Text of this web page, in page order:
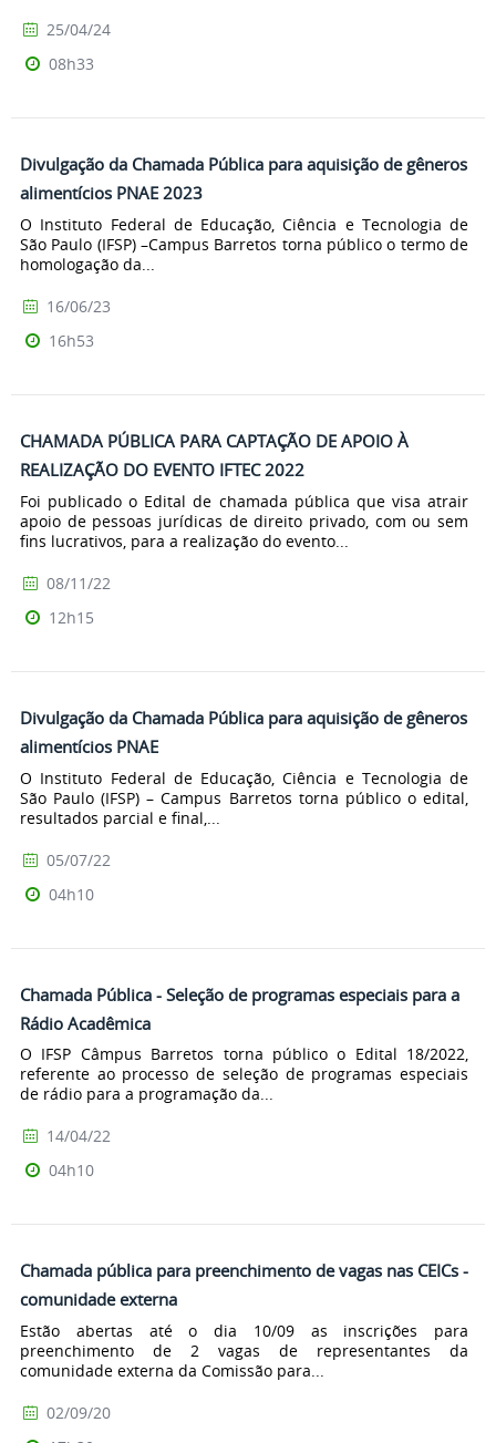
25/04/24
08h33
Divulgação da Chamada Pública para aquisição de gêneros
alimentícios PNAE 2023
O Instituto Federal de Educação, Ciência e Tecnologia de
São Paulo (IFSP) –Campus Barretos torna público o termo de
homologação da...
16/06/23
16h53
CHAMADA PÚBLICA PARA CAPTAÇÃO DE APOIO À
REALIZAÇÃO DO EVENTO IFTEC 2022
Foi publicado o Edital de chamada pública que visa atrair
apoio de pessoas jurídicas de direito privado, com ou sem
fins lucrativos, para a realização do evento...
08/11/22
12h15
Divulgação da Chamada Pública para aquisição de gêneros
alimentícios PNAE
O Instituto Federal de Educação, Ciência e Tecnologia de
São Paulo (IFSP) – Campus Barretos torna público o edital,
resultados parcial e final,...
05/07/22
04h10
Chamada Pública - Seleção de programas especiais para a
Rádio Acadêmica
O IFSP Câmpus Barretos torna público o Edital 18/2022,
referente ao processo de seleção de programas especiais
de rádio para a programação da...
14/04/22
04h10
Chamada pública para preenchimento de vagas nas CEICs -
comunidade externa
Estão abertas até o dia 10/09 as inscrições para
preenchimento de 2 vagas de representantes da
comunidade externa da Comissão para...
02/09/20